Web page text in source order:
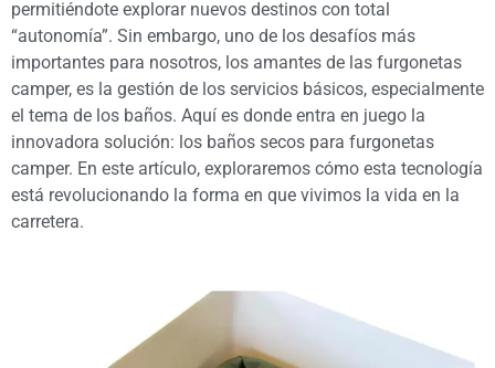
permitiéndote explorar nuevos destinos con total
“autonomía”. Sin embargo, uno de los desafíos más
importantes para nosotros, los amantes de las furgonetas
camper, es la gestión de los servicios básicos, especialmente
el tema de los baños. Aquí es donde entra en juego la
innovadora solución: los baños secos para furgonetas
camper. En este artículo, exploraremos cómo esta tecnología
está revolucionando la forma en que vivimos la vida en la
carretera.